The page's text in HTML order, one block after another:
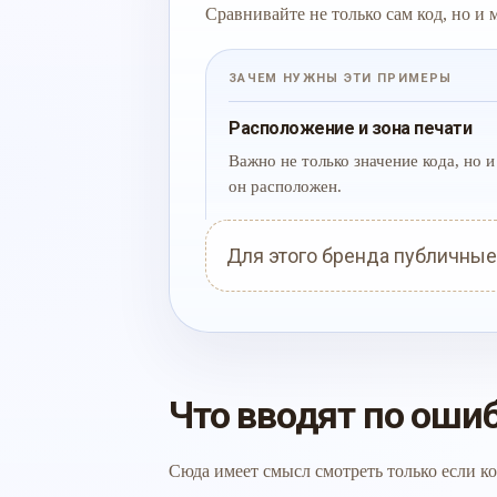
Сравнивайте не только сам код, но
ЗАЧЕМ НУЖНЫ ЭТИ ПРИМЕРЫ
Расположение и зона печати
Важно не только значение кода, но и
он расположен.
Для этого бренда
Что вводят по
Сюда имеет смысл смотреть только если